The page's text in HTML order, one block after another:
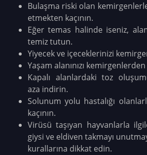
Bulaşma riski olan
etmekten kaçının.
Eğer temas halinde iseniz,
temiz tutun.
Yiyecek ve içeceklerinizi
Yaşam alanınızı
Kapalı alanlardaki toz
aza indirin.
Solunum yolu hastalığı
kaçının.
Virüsü taşıyan hayvanlarla
giysi ve eldiven takmayı
kurallarına dikkat edin.